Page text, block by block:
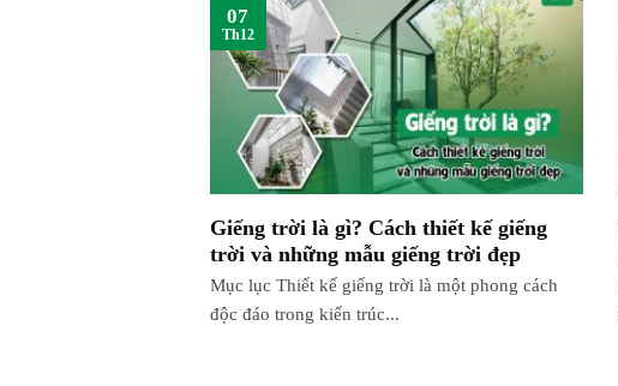
Giếng trời là gì? Cách thiết kế giếng
trời và những mẫu giếng trời đẹp
Mục lục Thiết kế giếng trời là một phong cách
độc đáo trong kiến trúc...
07
Th12